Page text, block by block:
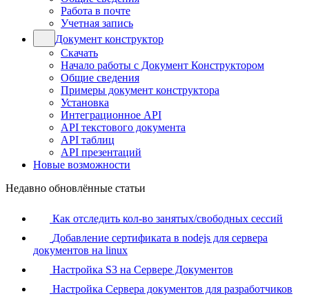
Работа в почте
Учетная запись
Документ конструктор
Скачать
Начало работы с Документ Конструктором
Общие сведения
Примеры документ конструктора
Установка
Интеграционное API
API текстового документа
API таблиц
API презентаций
Новые возможности
Недавно обновлённые статьи
Как отследить кол-во занятых/свободных сессий
Добавление сертификата в nodejs для сервера
документов на linux
Настройка S3 на Сервере Документов
Настройка Сервера документов для разработчиков